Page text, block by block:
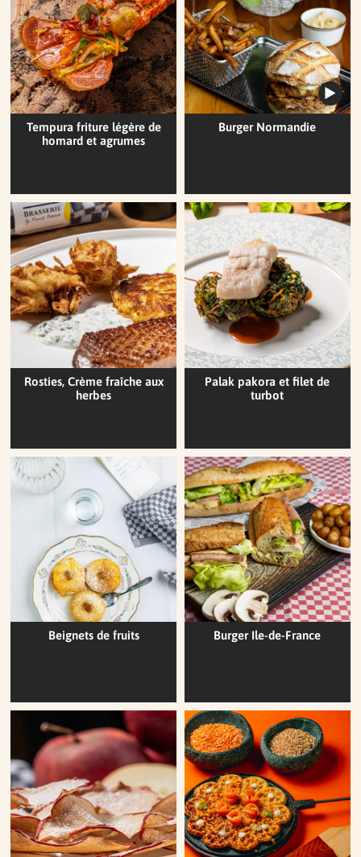
Tempura friture légère de
homard et agrumes
Burger Normandie
Rosties, Crème fraîche aux
herbes
Palak pakora et filet de
turbot
Beignets de fruits Burger Ile-de-France